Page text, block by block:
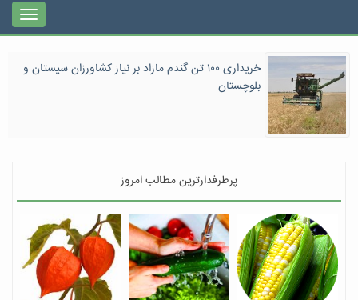
خریداری ۱۰۰ تن گندم مازاد بر نیاز کشاورزان سیستان و
بلوچستان
پرطرفدارترین مطالب امروز